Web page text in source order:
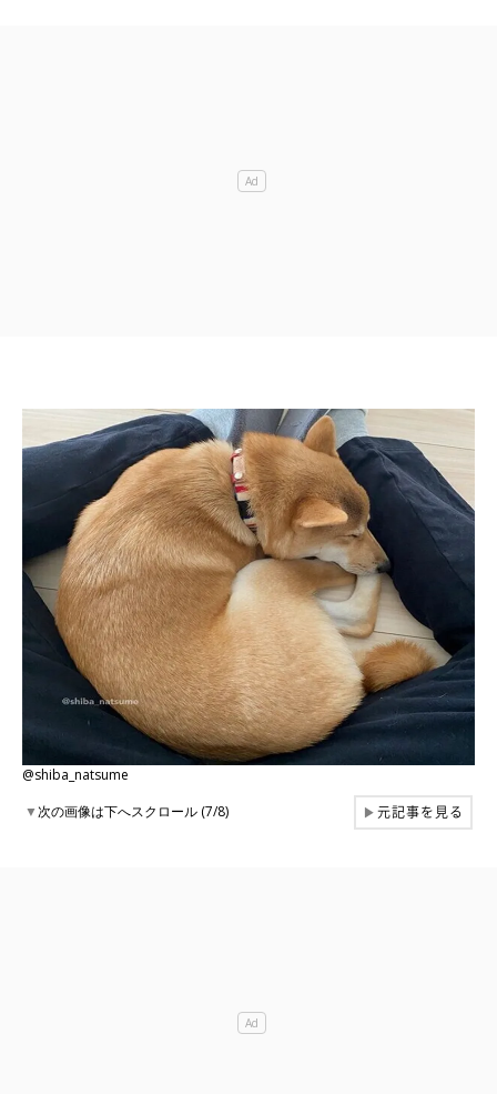
@shiba_natsume
▼次の画像は下へスクロール (7/8) ▶元記事を見る